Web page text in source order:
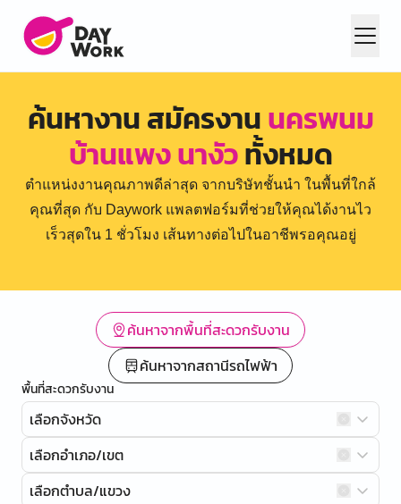
ค้นหางาน สมัครงานนครพนม
บ้านแพง นางัวทั้งหมด
ตำแหน่งงานคุณภาพดีล่าสุด จากบริษัทชั้นนำ ในพื้นที่ใกล้
คุณที่สุด กับ Daywork แพลตฟอร์มที่ช่วยให้คุณได้งานไว
เร็วสุดใน 1 ชั่วโมง เส้นทางต่อไปในอาชีพรอคุณอยู่
ค้นหาจากพื้นที่สะดวกรับงาน
ค้นหาจากสถานีรถไฟฟ้า
พื้นที่สะดวกรับงาน
เลือกจังหวัด
เลือกอำเภอ/เขต
เลือกตำบล/แขวง